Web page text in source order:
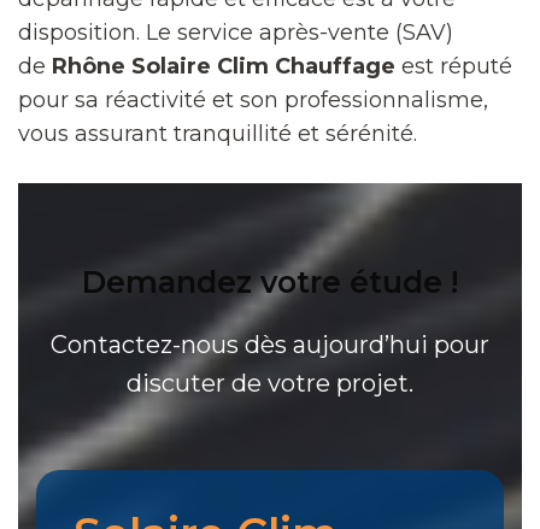
disposition. Le service après-vente (SAV)
de Rhône Solaire Clim Chauffage est réputé
pour sa réactivité et son professionnalisme,
vous assurant tranquillité et sérénité.
Demandez votre étude !
Contactez-nous dès aujourd’hui pour
discuter de votre projet.